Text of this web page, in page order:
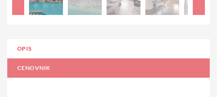
OPIS
CENOVNIK